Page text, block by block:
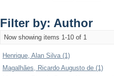
Filter by: Author
Now showing items 1-10 of 1
Henrique, Alan Silva (1)
Magalhães, Ricardo Augusto de (1)